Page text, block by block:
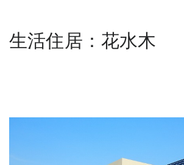
生活住居：花水木